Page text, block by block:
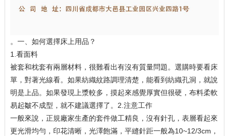
。一、如何選擇床上用品？
1.看面料
被套和枕套有兩層材料，很難看出有沒有質量問題。選購時要看床
單，對著光線看。如果紡織紋路調理清楚，能看到紡織孔洞，就說
明是上品。如果發現上漿較多，摸起來感覺厚實但很硬，布料柔軟
易起皺不成型，就不建議選擇了。2.注意工作
一般來說，正規廠家生產的套件做工精良，沒有針孔，表層看起來
更光滑均勻，印花清晰，光澤飽滿，平縫針距一般為10~12/3cm，